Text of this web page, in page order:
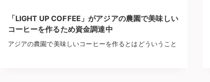
「LIGHT UP COFFEE」がアジアの農園で美味しい
コーヒーを作るため資金調達中
アジアの農園で美味しいコーヒーを作るとはどういうこと